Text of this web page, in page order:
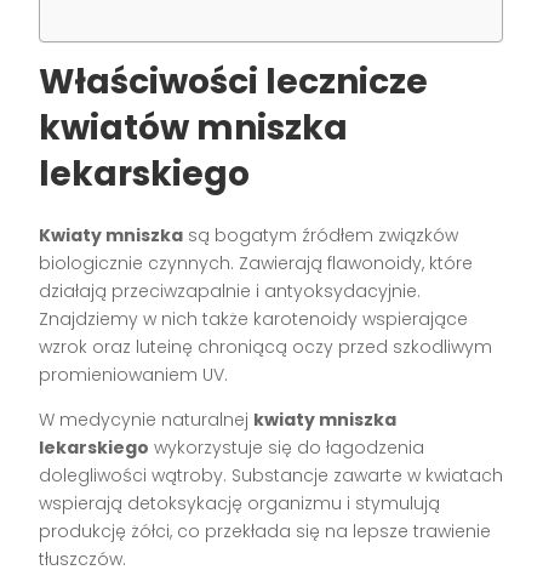
Właściwości lecznicze
kwiatów mniszka
lekarskiego
Kwiaty mniszka są bogatym źródłem związków
biologicznie czynnych. Zawierają flawonoidy, które
działają przeciwzapalnie i antyoksydacyjnie.
Znajdziemy w nich także karotenoidy wspierające
wzrok oraz luteinę chroniącą oczy przed szkodliwym
promieniowaniem UV.
W medycynie naturalnej kwiaty mniszka
lekarskiego wykorzystuje się do łagodzenia
dolegliwości wątroby. Substancje zawarte w kwiatach
wspierają detoksykację organizmu i stymulują
produkcję żółci, co przekłada się na lepsze trawienie
tłuszczów.